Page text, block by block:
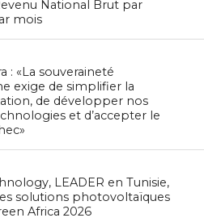
National Brut par
mois
: «La souveraineté
exige de simplifier la
de développer nos
et d’accepter le
LEADER en Tunisie,
solutions photovoltaïques
Africa 2026